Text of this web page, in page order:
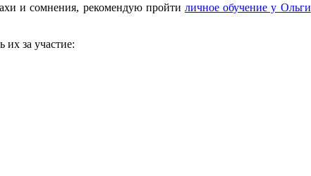
и сомнения, рекомендую пройтиличное обучение у Ольги
их за участие: